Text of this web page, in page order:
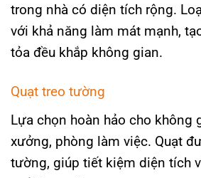
trong nhà có diện tích rộng.
với khả năng làm mát mạnh,
tỏa đều khắp không gian.
Quạt treo tường
Lựa chọn hoàn hảo cho không
xưởng, phòng làm việc. Quạt
tường, giúp tiết kiệm diện tích